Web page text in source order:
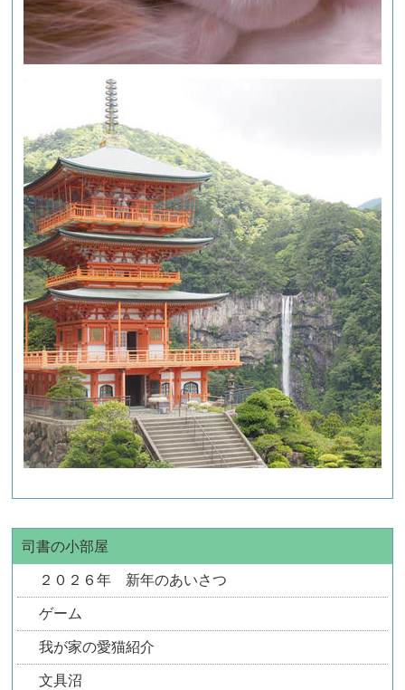
司書の小部屋
２０２６年 新年のあいさつ
ゲーム
我が家の愛猫紹介
文具沼